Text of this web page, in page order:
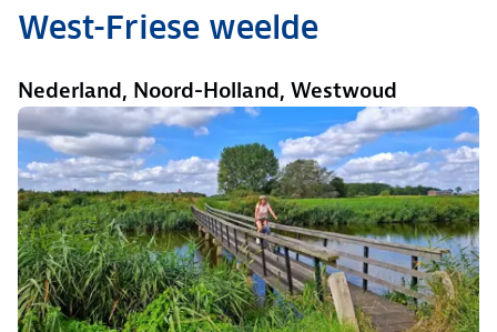
West-Friese weelde
Nederland, Noord-Holland, Westwoud